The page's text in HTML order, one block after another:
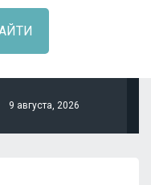
9 августа, 2026